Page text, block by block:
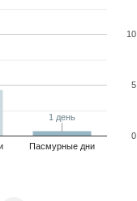
Пасмурные дни
1 день
1 день
0
5
10